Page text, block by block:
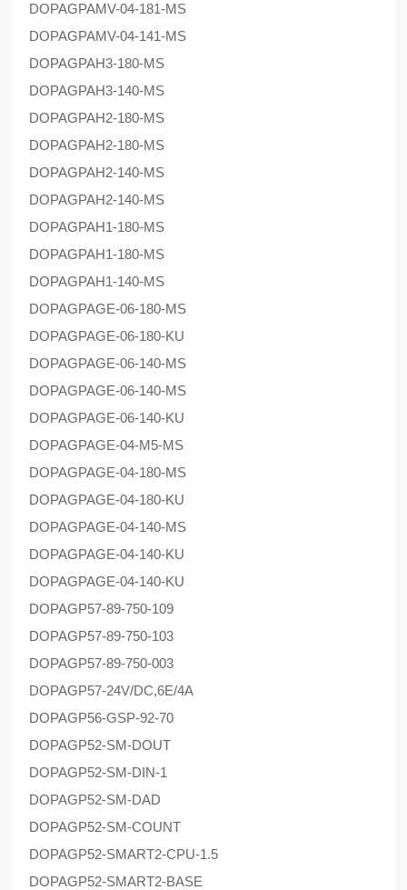
DOPAGPAMV-04-181-MS
DOPAGPAMV-04-141-MS
DOPAGPAH3-180-MS
DOPAGPAH3-140-MS
DOPAGPAH2-180-MS
DOPAGPAH2-180-MS
DOPAGPAH2-140-MS
DOPAGPAH2-140-MS
DOPAGPAH1-180-MS
DOPAGPAH1-180-MS
DOPAGPAH1-140-MS
DOPAGPAGE-06-180-MS
DOPAGPAGE-06-180-KU
DOPAGPAGE-06-140-MS
DOPAGPAGE-06-140-MS
DOPAGPAGE-06-140-KU
DOPAGPAGE-04-M5-MS
DOPAGPAGE-04-180-MS
DOPAGPAGE-04-180-KU
DOPAGPAGE-04-140-MS
DOPAGPAGE-04-140-KU
DOPAGPAGE-04-140-KU
DOPAGP57-89-750-109
DOPAGP57-89-750-103
DOPAGP57-89-750-003
DOPAGP57-24V/DC,6E/4A
DOPAGP56-GSP-92-70
DOPAGP52-SM-DOUT
DOPAGP52-SM-DIN-1
DOPAGP52-SM-DAD
DOPAGP52-SM-COUNT
DOPAGP52-SMART2-CPU-1.5
DOPAGP52-SMART2-BASE